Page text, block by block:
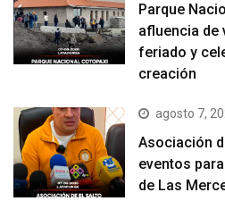
Parque
afluencia de
feriado y
creación
agosto 7,
Asociación
eventos
de Las